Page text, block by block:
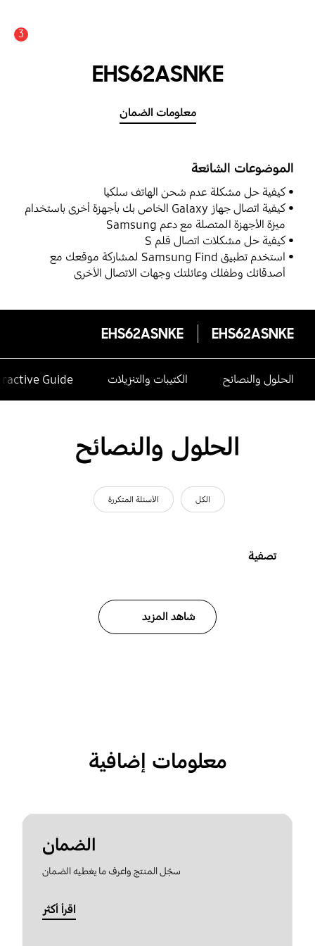
3
EHS62ASNKE
معلومات الضمان
الموضوعات الشائعة
كيفية حل مشكلة عدم شحن الهاتف سلكيا
كيفية اتصال جهاز Galaxy الخاص بك بأجهزة أخرى باستخدام
ميزة الأجهزة المتصلة مع دعم Samsung
كيفية حل مشكلات اتصال قلم S
استخدم تطبيق Samsung Find لمشاركة موقعك مع
أصدقائك وطفلك وعائلتك وجهات الاتصال الأخرى
EHS62ASNKE
EHS62ASNKE
الحلول والنصائح الكتيبات والتنزيلات Guide
الحلول والنصائح
الكل الأسئلة المتكررة
تصفية
شاهد المزيد
معلومات إضافية
الضمان
سجّل المنتج واعرف ما يغطيه الضمان
اقرأ أكثر